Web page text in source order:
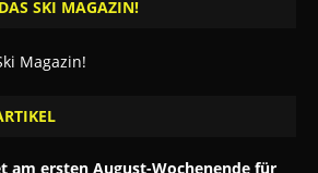
SKI MAGAZIN!
am ersten August-Wochenende für